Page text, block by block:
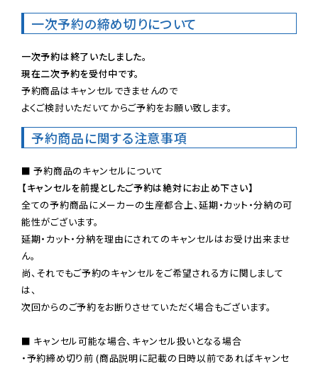
一次予約の締め切りについて
一次予約は終了いたしました。
現在二次予約を受付中です。
予約商品はキャンセルできませんので
よくご検討いただいてからご予約をお願い致します。
予約商品に関する注意事項
【キャンセルを前提としたご予約は絶対にお止め下さい】
全ての予約商品にメーカーの生産都合上、延期・カット・分納の可
能性がございます。
延期・カット・分納を理由にされてのキャンセルはお受け出来ませ
ん。
尚、それでもご予約のキャンセルをご希望される方に関しまして
は、
次回からのご予約をお断りさせていただく場合もございます。
■ キャンセル可能な場合、キャンセル扱いとなる場合
・予約締め切り前 (商品説明に記載の日時以前であればキャンセ